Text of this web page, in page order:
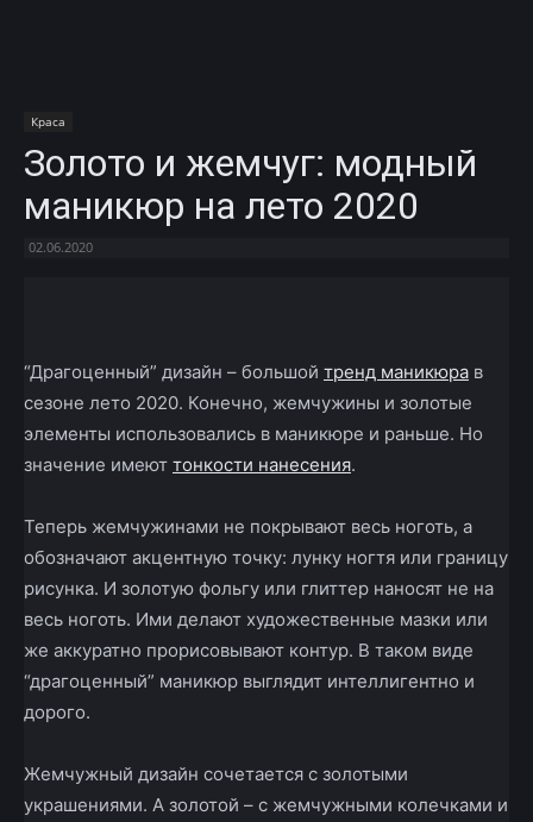
Краса
Золото и жемчуг: модный
маникюр на лето 2020
02.06.2020
“Драгоценный” дизайн – большой тренд маникюра в
сезоне лето 2020. Конечно, жемчужины и золотые
элементы использовались в маникюре и раньше. Но
значение имеют тонкости нанесения.
Теперь жемчужинами не покрывают весь ноготь, а
обозначают акцентную точку: лунку ногтя или границу
рисунка. И золотую фольгу или глиттер наносят не на
весь ноготь. Ими делают художественные мазки или
же аккуратно прорисовывают контур. В таком виде
“драгоценный” маникюр выглядит интеллигентно и
дорого.
Жемчужный дизайн сочетается с золотыми
украшениями. А золотой – с жемчужными колечками и